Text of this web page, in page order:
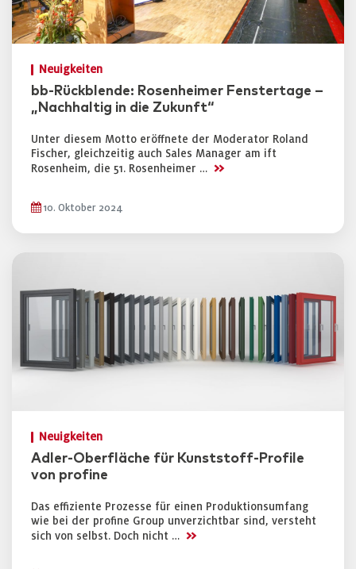
Neuigkeiten
bb-Rückblende: Rosenheimer Fenstertage –
„Nachhaltig in die Zukunft“
Unter diesem Motto eröffnete der Moderator Roland
Fischer, gleichzeitig auch Sales Manager am ift
Rosenheim, die 51. Rosenheimer … >>
10. Oktober 2024
Neuigkeiten
Adler-Oberfläche für Kunststoff-Profile
von profine
Das effiziente Prozesse für einen Produktionsumfang
wie bei der profine Group unverzichtbar sind, versteht
sich von selbst. Doch nicht … >>